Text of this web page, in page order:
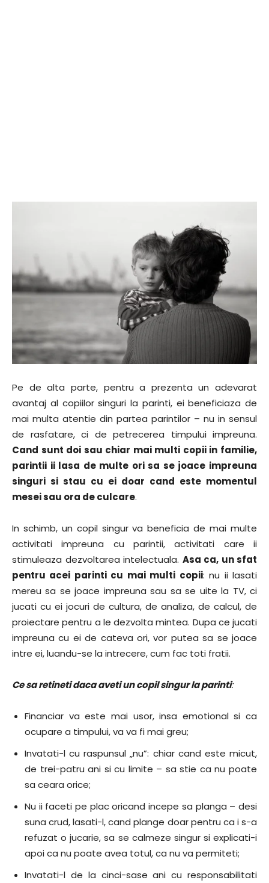
Pe de alta parte, pentru a prezenta un adevarat
avantaj al copiilor singuri la parinti, ei beneficiaza de
mai multa atentie din partea parintilor – nu in sensul
de rasfatare, ci de petrecerea timpului impreuna.
Cand sunt doi sau chiar mai multi copii in familie,
parintii ii lasa de multe ori sa se joace impreuna
singuri si stau cu ei doar cand este momentul
mesei sau ora de culcare.
In schimb, un copil singur va beneficia de mai multe
activitati impreuna cu parintii, activitati care ii
stimuleaza dezvoltarea intelectuala. Asa ca, un sfat
pentru acei parinti cu mai multi copii: nu ii lasati
mereu sa se joace impreuna sau sa se uite la TV, ci
jucati cu ei jocuri de cultura, de analiza, de calcul, de
proiectare pentru a le dezvolta mintea. Dupa ce jucati
impreuna cu ei de cateva ori, vor putea sa se joace
intre ei, luandu-se la intrecere, cum fac toti fratii.
Ce sa retineti daca aveti un copil singur la parinti:
Financiar va este mai usor, insa emotional si ca
ocupare a timpului, va va fi mai greu;
Invatati-l cu raspunsul „nu”: chiar cand este micut,
de trei-patru ani si cu limite – sa stie ca nu poate
sa ceara orice;
Nu ii faceti pe plac oricand incepe sa planga – desi
suna crud, lasati-l, cand plange doar pentru ca i s-a
refuzat o jucarie, sa se calmeze singur si explicati-i
apoi ca nu poate avea totul, ca nu va permiteti;
Invatati-l de la cinci-sase ani cu responsabilitati